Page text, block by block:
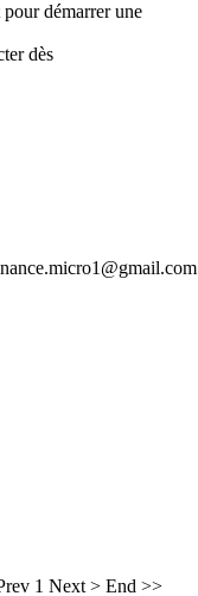
démarrer une
dès
1 Next > End >>